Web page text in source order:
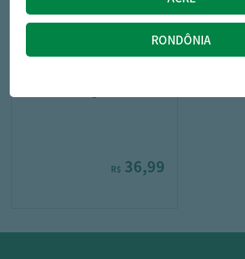
R$ 36,99